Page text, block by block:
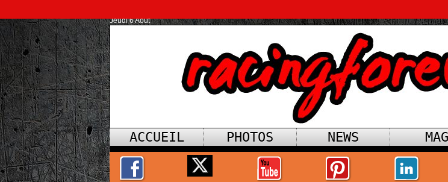
Jeudi 6 Août
ACCUEIL PHOTOS NEWS MAG